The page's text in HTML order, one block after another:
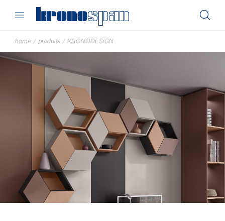
home / produits / KRONODESIGN